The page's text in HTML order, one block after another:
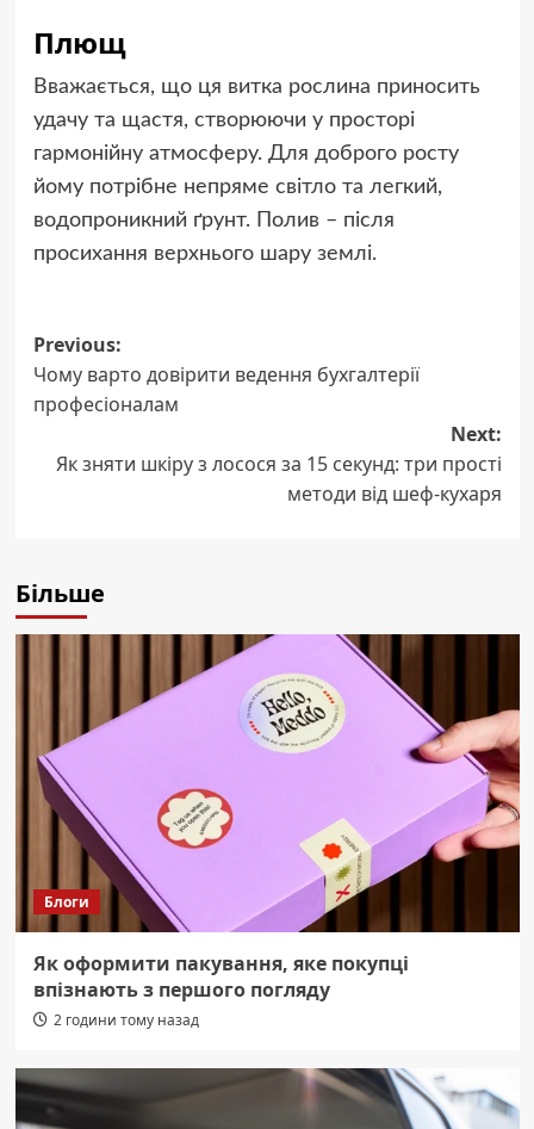
Плющ
Вважається, що ця витка рослина приносить
удачу та щастя, створюючи у просторі
гармонійну атмосферу. Для доброго росту
йому потрібне непряме світло та легкий,
водопроникний ґрунт. Полив – після
просихання верхнього шару землі.
Post
navigation
Previous:
Чому варто довірити ведення бухгалтерії
професіоналам
Next:
Як зняти шкіру з лосося за 15 секунд: три прості
методи від шеф-кухаря
Більше
Блоги
Як оформити пакування, яке покупці
впізнають з першого погляду
2 години тому назад